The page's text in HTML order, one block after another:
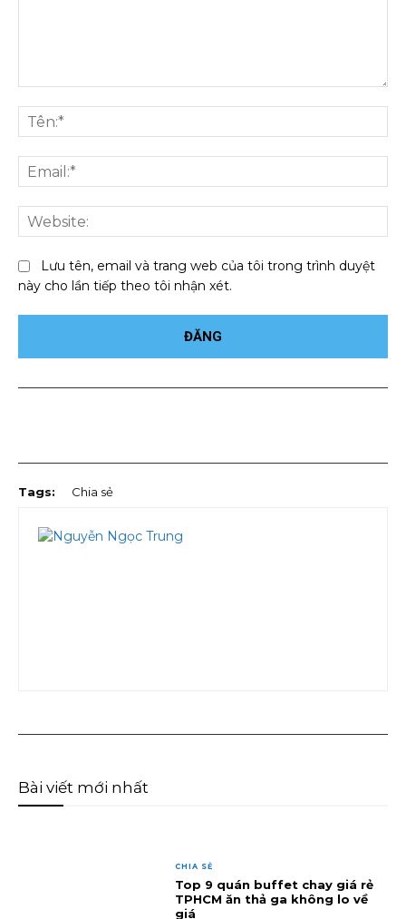
luận:
Lưu tên, email và trang web của tôi trong trình duyệt
này cho lần tiếp theo tôi nhận xét.
Tags: Chia sẻ
Bài viết mới nhất
CHIA SẺ
Top 9 quán buffet chay giá rẻ
TPHCM ăn thả ga không lo về
giá